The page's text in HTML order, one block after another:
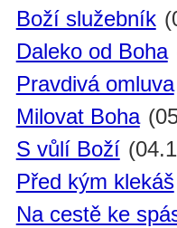
Boží služebník
Daleko od Boha
Pravdivá omluva
Milovat Boha
S vůlí Boží
Před kým klekáš
Na cestě ke